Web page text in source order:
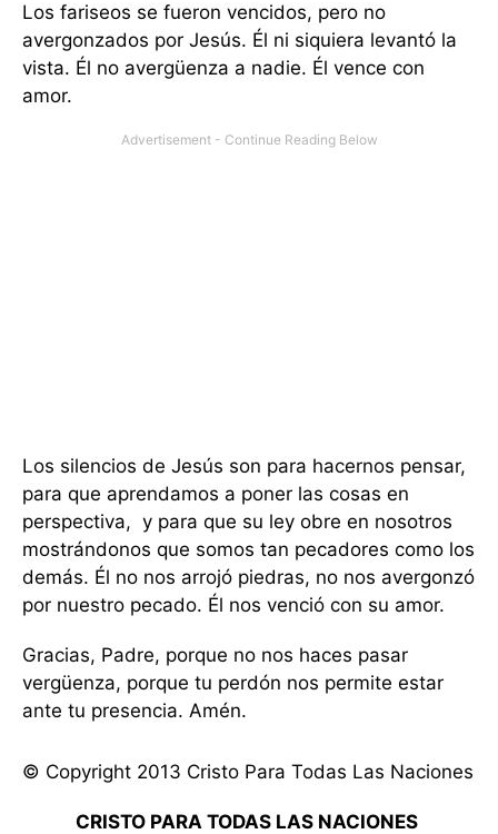
Los fariseos se fueron vencidos, pero no
avergonzados por Jesús. Él ni siquiera levantó la
vista. Él no avergüenza a nadie. Él vence con
amor.
Los silencios de Jesús son para hacernos pensar,
para que aprendamos a poner las cosas en
perspectiva, y para que su ley obre en nosotros
mostrándonos que somos tan pecadores como los
demás. Él no nos arrojó piedras, no nos avergonzó
por nuestro pecado. Él nos venció con su amor.
Gracias, Padre, porque no nos haces pasar
vergüenza, porque tu perdón nos permite estar
ante tu presencia. Amén.
© Copyright 2013 Cristo Para Todas Las Naciones
CRISTO PARA TODAS LAS NACIONES